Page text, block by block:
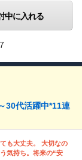
中に入れる
30代活躍中*11連
も大丈夫。 大切なの
気持ち。将来の“安